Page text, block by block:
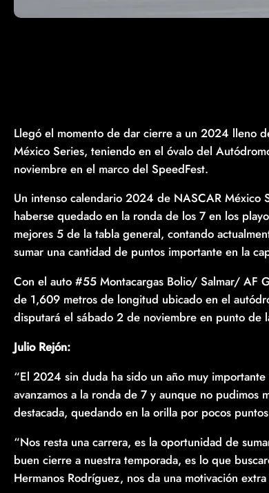
Llegó el momento de dar cierre a un 2024 lleno
México Series, teniendo en el óvalo del
noviembre en el marco del SpeedFest.
Un intenso calendario 2024 de NASCAR México
haberse quedado en la ronda de los 7 en los
mejores 5 de la tabla general, contando
sumar una cantidad de puntos importante en la
Con el auto #55 Montacargas Bolio/ Salmar/ AF
de 1,609 metros de longitud ubicado en el
disputará el sábado 2 de noviembre en punto de
Julio Rejón:
“El 2024 sin duda ha sido un año muy
avanzamos a la ronda de 7 y aunque no
destacada, quedando en la orilla por pocos
“Nos resta una carrera, es la oportunidad de
buen cierre a nuestra temporada, es lo que
Hermanos Rodríguez, nos da una motivación